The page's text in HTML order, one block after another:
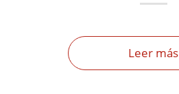
Leer más